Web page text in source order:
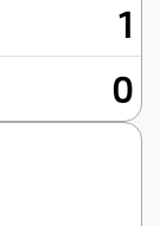
1
0